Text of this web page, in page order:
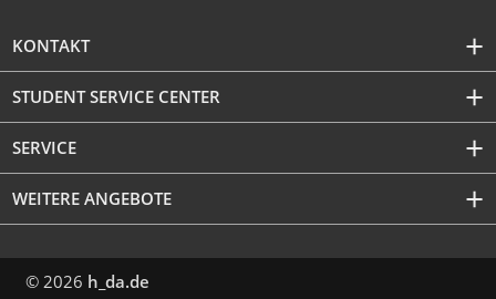
KONTAKT
STUDENT SERVICE CENTER
SERVICE
WEITERE ANGEBOTE
© 2026 h_da.de